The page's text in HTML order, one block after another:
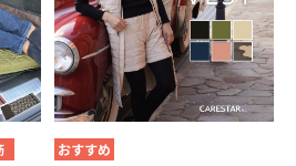
おすすめ